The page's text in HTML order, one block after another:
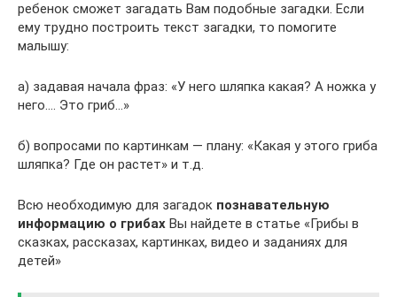
ребенок сможет загадать Вам подобные загадки. Если
ему трудно построить текст загадки, то помогите
малышу:
а) задавая начала фраз: «У него шляпка какая? А ножка у
него…. Это гриб…»
б) вопросами по картинкам — плану: «Какая у этого гриба
шляпка? Где он растет» и т.д.
Всю необходимую для загадок познавательную
информацию о грибах Вы найдете в статье «Грибы в
сказках, рассказах, картинках, видео и заданиях для
детей»